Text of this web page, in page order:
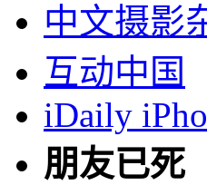
中文摄影
互动中国
iDaily
朋友已死